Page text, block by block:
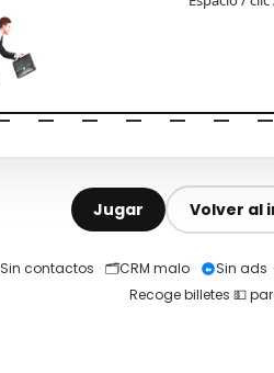
Jugar Volver al
Sin contactos · 🗂️CRM malo · Sin ads ·
Recoge billetes 💵